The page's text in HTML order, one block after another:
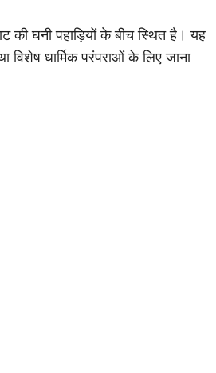
की घनी पहाड़ियों के बीच स्थित है। यह
धार्मिक परंपराओं के लिए जाना